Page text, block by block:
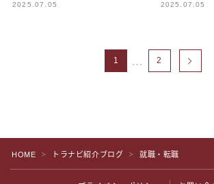
Follow Me
2025.07.05 2025.07.05
1 … 2
HOME ＞ トラナビ紹介ブログ ＞ 就職・転職